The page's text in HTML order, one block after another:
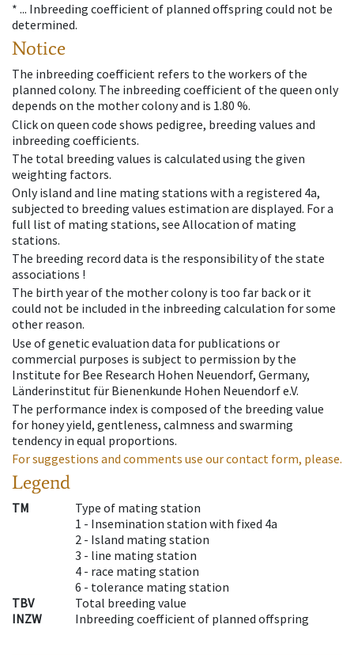
* ... Inbreeding coefficient of planned offspring could not be
determined.
Notice
The inbreeding coefficient refers to the workers of the
planned colony. The inbreeding coefficient of the queen only
depends on the mother colony and is 1.80 %.
Click on queen code shows pedigree, breeding values and
inbreeding coefficients.
The total breeding values is calculated using the given
weighting factors.
Only island and line mating stations with a registered 4a,
subjected to breeding values estimation are displayed. For a
full list of mating stations, see Allocation of mating
stations.
The breeding record data is the responsibility of the state
associations !
The birth year of the mother colony is too far back or it
could not be included in the inbreeding calculation for some
other reason.
Use of genetic evaluation data for publications or
commercial purposes is subject to permission by the
Institute for Bee Research Hohen Neuendorf, Germany,
Länderinstitut für Bienenkunde Hohen Neuendorf e.V.
The performance index is composed of the breeding value
for honey yield, gentleness, calmness and swarming
tendency in equal proportions.
For suggestions and comments use our contact form, please.
Legend
TM
Type of mating station
1 - Insemination station with fixed 4a
2 - Island mating station
3 - line mating station
4 - race mating station
6 - tolerance mating station
TBV
Total breeding value
INZW
Inbreeding coefficient of planned offspring